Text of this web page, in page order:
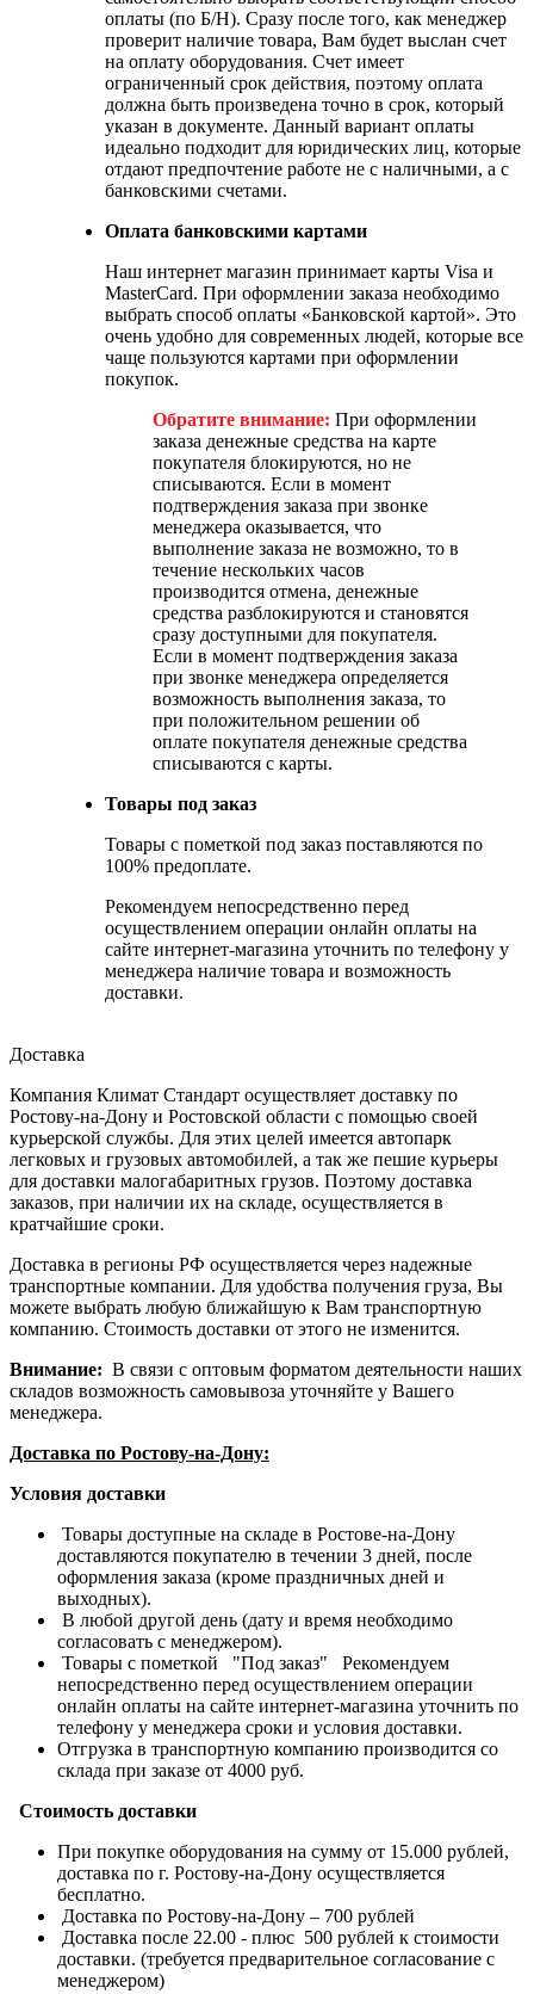
оплаты (по Б/Н). Сразу после того, как менеджер
проверит наличие товара, Вам будет выслан счет
на оплату оборудования. Счет имеет
ограниченный срок действия, поэтому оплата
должна быть произведена точно в срок, который
указан в документе. Данный вариант оплаты
идеально подходит для юридических лиц, которые
отдают предпочтение работе не с наличными, а с
банковскими счетами.
Оплата банковскими картами
Наш интернет магазин принимает карты Visa и
MasterCard. При оформлении заказа необходимо
выбрать способ оплаты «Банковской картой». Это
очень удобно для современных людей, которые все
чаще пользуются картами при оформлении
покупок.
Обратите внимание: При оформлении
заказа денежные средства на карте
покупателя блокируются, но не
списываются. Если в момент
подтверждения заказа при звонке
менеджера оказывается, что
выполнение заказа не возможно, то в
течение нескольких часов
производится отмена, денежные
средства разблокируются и становятся
сразу доступными для покупателя.
Если в момент подтверждения заказа
при звонке менеджера определяется
возможность выполнения заказа, то
при положительном решении об
оплате покупателя денежные средства
списываются с карты.
Товары под заказ
Товары с пометкой под заказ поставляются по
100% предоплате.
Рекомендуем непосредственно перед
осуществлением операции онлайн оплаты на
сайте интернет-магазина уточнить по телефону у
менеджера наличие товара и возможность
доставки.
Доставка
Компания Климат Стандарт осуществляет доставку по
Ростову-на-Дону и Ростовской области с помощью своей
курьерской службы. Для этих целей имеется автопарк
легковых и грузовых автомобилей, а так же пешие курьеры
для доставки малогабаритных грузов. Поэтому доставка
заказов, при наличии их на складе, осуществляется в
кратчайшие сроки.
Доставка в регионы РФ осуществляется через надежные
транспортные компании. Для удобства получения груза, Вы
можете выбрать любую ближайшую к Вам транспортную
компанию. Стоимость доставки от этого не изменится.
Внимание: В связи с оптовым форматом деятельности наших
складов возможность самовывоза уточняйте у Вашего
менеджера.
Доставка по Ростову-на-Дону:
Условия доставки
Товары доступные на складе в Ростове-на-Дону
доставляются покупателю в течении 3 дней, после
оформления заказа (кроме праздничных дней и
выходных).
В любой другой день (дату и время необходимо
согласовать с менеджером).
Товары с пометкой "Под заказ" Рекомендуем
непосредственно перед осуществлением операции
онлайн оплаты на сайте интернет-магазина уточнить по
телефону у менеджера сроки и условия доставки.
Отгрузка в транспортную компанию производится со
склада при заказе от 4000 руб.
Стоимость доставки
При покупке оборудования на сумму от 15.000 рублей,
доставка по г. Ростову-на-Дону осуществляется
бесплатно.
Доставка по Ростову-на-Дону – 700 рублей
Доставка после 22.00 - плюс 500 рублей к стоимости
доставки. (требуется предварительное согласование с
менеджером)